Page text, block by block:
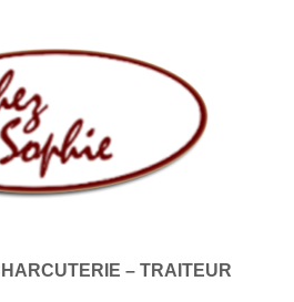
– TRAITEUR